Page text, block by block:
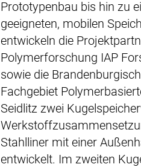
Prototypenbau bis hin zu
geeigneten, mobilen
entwickeln die
Polymerforschung IAP
sowie die
Fachgebiet
Seidlitz zwei
Stahlliner mit einer
entwickelt. Im zweiten